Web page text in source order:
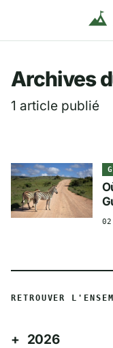
Archives
1 article publié
RETROUVER
2026